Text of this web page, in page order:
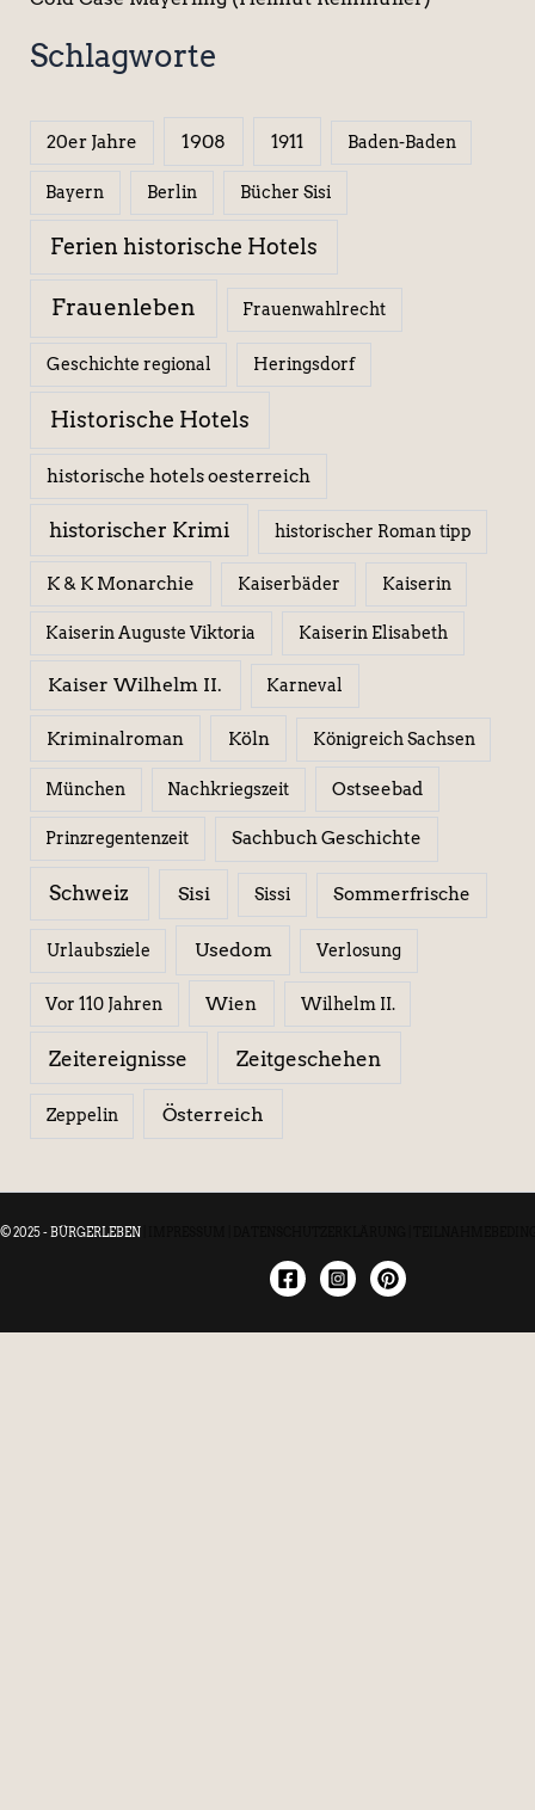
Schlagworte
20er Jahre 1908 1911 Baden-Baden
Bayern Berlin Bücher Sisi
Ferien historische Hotels
Frauenleben Frauenwahlrecht
Geschichte regional Heringsdorf
Historische Hotels
historische hotels oesterreich
historischer Krimi historischer Roman tipp
K & K Monarchie Kaiserbäder Kaiserin
Kaiserin Auguste Viktoria Kaiserin Elisabeth
Kaiser Wilhelm II. Karneval
Kriminalroman Köln Königreich Sachsen
München Nachkriegszeit Ostseebad
Prinzregentenzeit Sachbuch Geschichte
Schweiz Sisi Sissi Sommerfrische
Urlaubsziele Usedom Verlosung
Vor 110 Jahren Wien Wilhelm II.
Zeitereignisse Zeitgeschehen
Zeppelin Österreich
© 2025 - BÜRGERLEBEN